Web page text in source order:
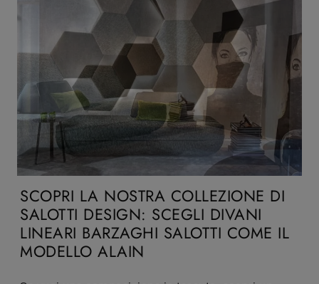
SCOPRI LA NOSTRA COLLEZIONE DI
SALOTTI DESIGN: SCEGLI DIVANI
LINEARI BARZAGHI SALOTTI COME IL
MODELLO ALAIN